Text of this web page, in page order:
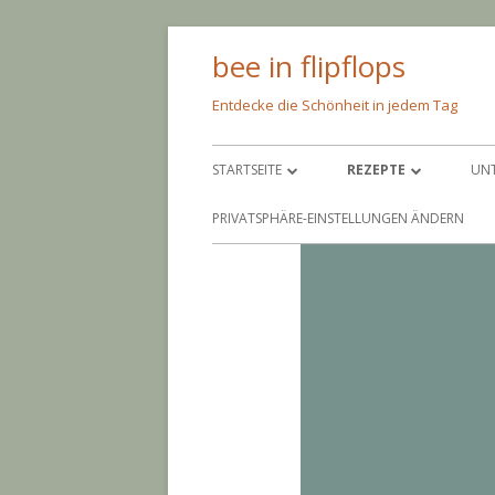
bee in flipflops
Entdecke die Schönheit in jedem Tag
Primäres
Menü
STARTSEITE
ÜBER MICH
REZEPTE
PFEIF AUF DIE KALORIEN
PRIVATSPHÄRE-EINSTELLUNGEN ÄNDERN